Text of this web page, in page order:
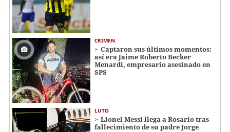
CRIMEN
Captaron sus últimos momentos:
así era Jaime Roberto Becker
Menardi​​​, empresario asesinado en
SPS
LUTO
Lionel Messi llega a Rosario tras
fallecimiento de su padre Jorge